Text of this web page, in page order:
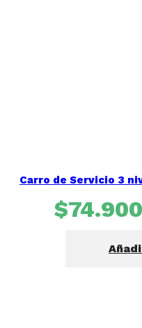
Carro de Servicio 3
$74.900